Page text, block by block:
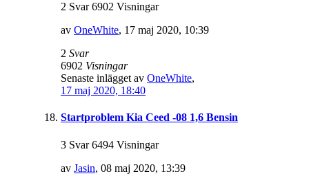
2 Svar 6902 Visningar
av OneWhite, 17 maj 2020, 10:39
2 Svar
6902 Visningar
Senaste inlägget av OneWhite,
17 maj 2020, 18:40
Startproblem Kia Ceed -08 1,6 Bensin
3 Svar 6494 Visningar
av Jasin, 08 maj 2020, 13:39